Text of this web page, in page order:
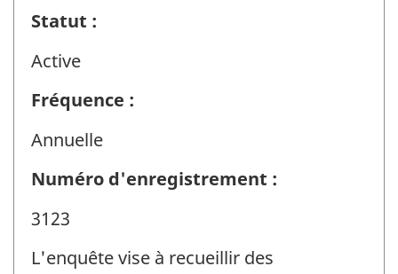
Statut :
Active
Fréquence :
Annuelle
Numéro d'enregistrement :
3123
L'enquête vise à recueillir des